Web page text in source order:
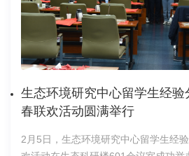
科学院与“两弹一星”纪念馆、奥瑞金
球食品安全中心、密云区生活垃圾处
们提出了14项创新性方案。自2018年
来科技女性培养计划”已成功举办八期
命题设置、科学实践等各方面积累了
育领域的重要探索，为女性科普教育提
养为重点，培养引领未来、自信自强
生态环境研究中心留学生经
春联欢活动圆满举行
2月5日，生态环境研究中心留学生经